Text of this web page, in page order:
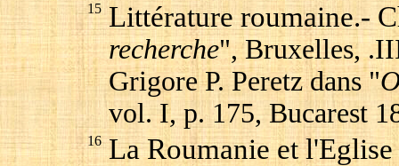
15 Littérature roumaine.-
recherche", Bruxelles,
Grigore P. Peretz dans "
vol. I, p. 175, Bucarest
16 La Roumanie et